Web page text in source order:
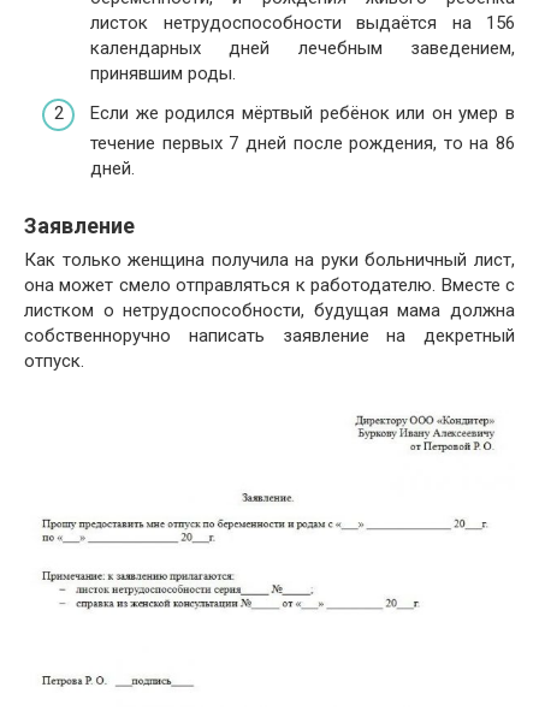
листок нетрудоспособности выдаётся на 156
календарных дней лечебным заведением,
принявшим роды.
Если же родился мёртвый ребёнок или он умер в
течение первых 7 дней после рождения, то на 86
дней.
Заявление
Как только женщина получила на руки больничный лист,
она может смело отправляться к работодателю. Вместе с
листком о нетрудоспособности, будущая мама должна
собственноручно написать заявление на декретный
отпуск.